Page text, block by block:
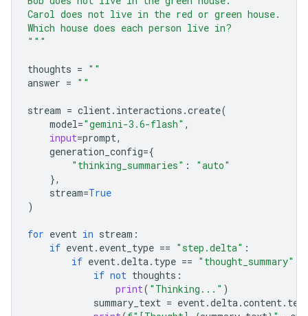
Carol does not live in the red or green house.
Which house does each person live in?
"""
thoughts = ""
answer = ""
stream = client. interactions .create(
model="gemini-3.6-flash" ,
input=prompt,
generation_config={
"thinking_summaries" :
"auto"
},
stream=True
)
for event in stream :
if event. event_type == "step.delta" :
if event.delta. type == "thought_summary"
if not thoughts :
print( "Thinking..." )
summary_text = event.delta.content.